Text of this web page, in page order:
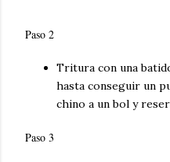
Paso 2
Tritura con una
hasta conseguir un
chino a un bol y
Paso 3